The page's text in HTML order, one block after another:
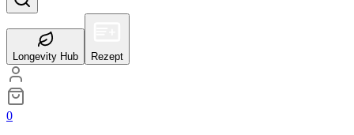
Longevity Hub Rezept
0